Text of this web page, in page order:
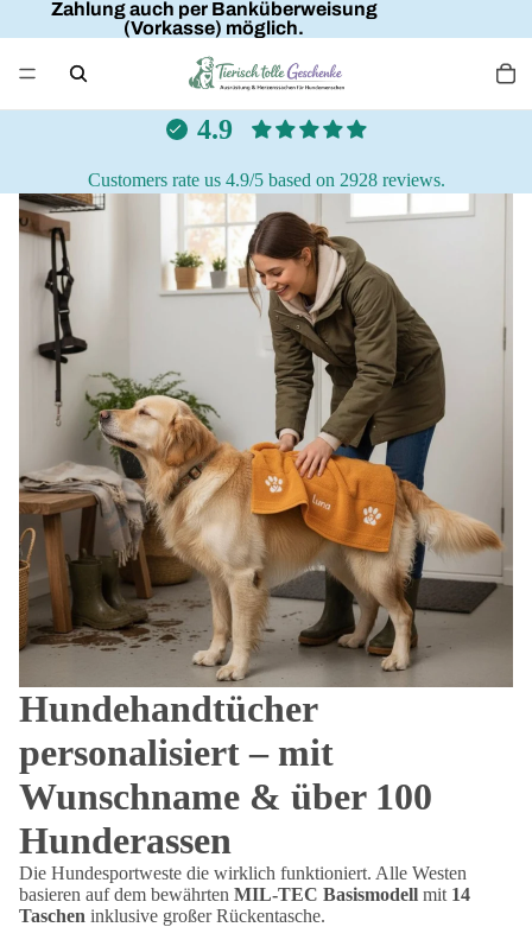
Zahlung auch per Banküberweisung
(Vorkasse) möglich.
4.9
Customers rate us 4.9/5 based on 2928 reviews.
Hundehandtücher
personalisiert – mit
Wunschname & über 100
Hunderassen
Die Hundesportweste die wirklich funktioniert. Alle Westen
basieren auf dem bewährten MIL-TEC Basismodell mit 14
Taschen inklusive großer Rückentasche.